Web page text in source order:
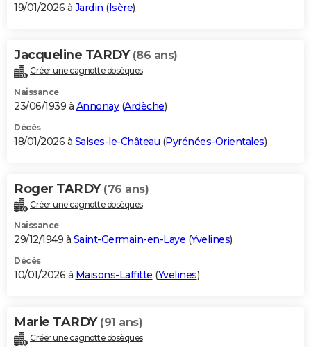
19/01/2026 à Jardin (Isère)
Jacqueline TARDY (86 ans)
Créer une cagnotte obsèques
Naissance
23/06/1939 à Annonay(Ardèche)
Décès
18/01/2026 à Salses-le-Château (Pyrénées-Orientales)
Roger TARDY (76 ans)
Créer une cagnotte obsèques
Naissance
29/12/1949 à Saint-Germain-en-Laye (Yvelines)
Décès
10/01/2026 à Maisons-Laffitte (Yvelines)
Marie TARDY (91 ans)
Créer une cagnotte obsèques